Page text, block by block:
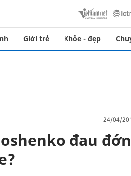
Giới trẻ Khỏe - đẹp
24/04/
đau